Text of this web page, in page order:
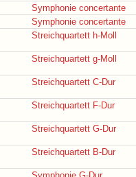
Symphonie concertante
Symphonie concertante
Streichquartett h-Moll
Streichquartett g-Moll
Streichquartett C-Dur
Streichquartett F-Dur
Streichquartett G-Dur
Streichquartett B-Dur